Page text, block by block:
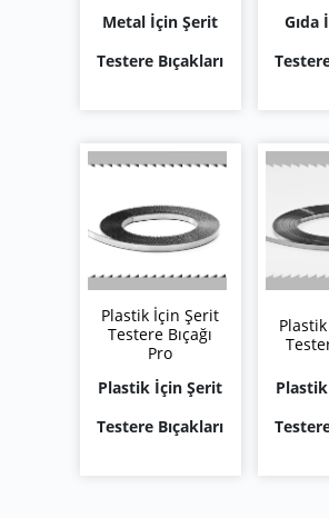
Metal İçin Şerit
Testere Bıçakları
Gıda
Plastik İçin Şerit
Testere Bıçağı
Pro
Plastik İçin Şerit
Testere Bıçakları